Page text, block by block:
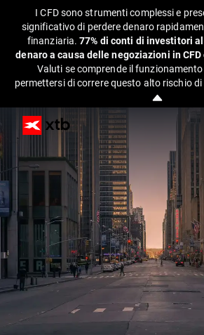
I CFD sono strumenti complessi e
significativo di perdere denaro
finanziaria.77% di conti di investitori
denaro a causa delle negoziazioni in
Valuti se comprende il funzionamento
permettersi di correre questo alto rischio di